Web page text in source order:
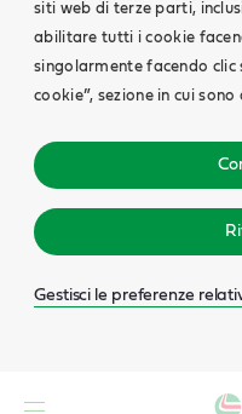
siti web di terze parti,
abilitare tutti i cookie
singolarmente facendo clic
cookie”, sezione in cui
Gestisci le preferenze